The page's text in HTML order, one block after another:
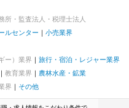
所・監査法人・税理士法人
ルセンター
小売業界
ー）業界
旅行・宿泊・レジャー業界
教育業界
農林水産・鉱業
界 その他